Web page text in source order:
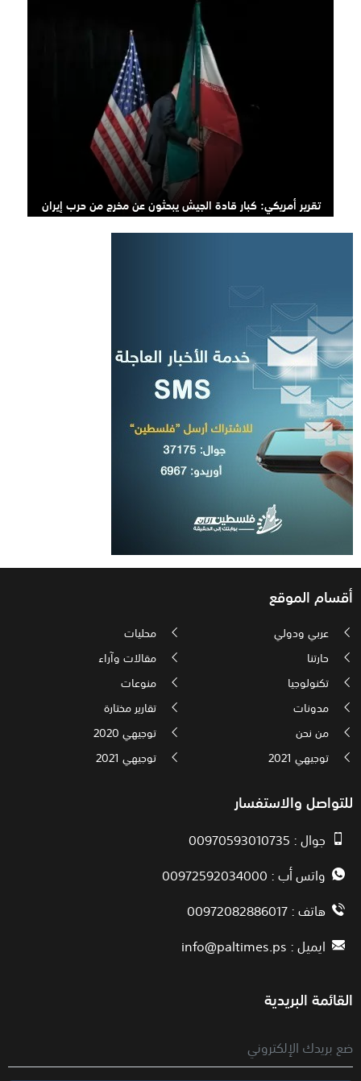
تقرير أمريكي: كبار قادة الجيش يبحثون عن مخرج من حرب إيران
أقسام الموقع
عربي ودولي
محليات
حارتنا
مقالات وآراء
تكنولوجيا
منوعات
مدونات
تقارير مختارة
من نحن
توجيهي 2020
توجيهي 2021
توجيهي 2021
للتواصل والاستفسار
جوال : 00970593010735
واتس أب : 00972592034000
هاتف : 00972082886017
ايميل :info@paltimes.ps
القائمة البريدية